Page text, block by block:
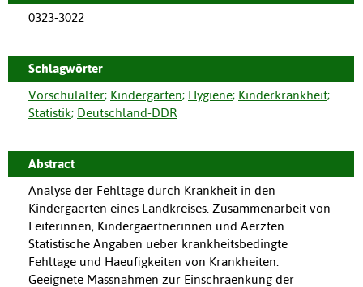
0323-3022
Schlagwörter
Vorschulalter; Kindergarten; Hygiene; Kinderkrankheit;
Statistik; Deutschland-DDR
Abstract
Analyse der Fehltage durch Krankheit in den
Kindergaerten eines Landkreises. Zusammenarbeit von
Leiterinnen, Kindergaertnerinnen und Aerzten.
Statistische Angaben ueber krankheitsbedingte
Fehltage und Haeufigkeiten von Krankheiten.
Geeignete Massnahmen zur Einschraenkung der